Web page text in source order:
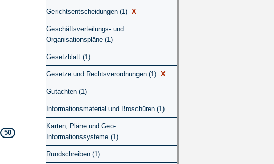
50
Gerichtsentscheidungen (1) X
Geschäftsverteilungs- und
Organisationspläne (1)
Gesetzblatt (1)
Gesetze und Rechtsverordnungen (1) X
Gutachten (1)
Informationsmaterial und Broschüren (1)
Karten, Pläne und Geo-
Informationssysteme (1)
Rundschreiben (1)